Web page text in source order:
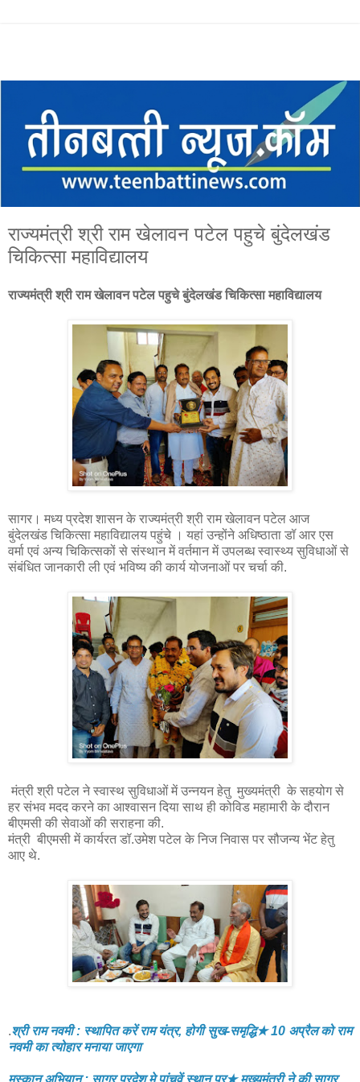
राज्यमंत्री श्री राम खेलावन पटेल पहुचे बुंदेलखंड
चिकित्सा महाविद्यालय
राज्यमंत्री श्री राम खेलावन पटेल पहुचे बुंदेलखंड चिकित्सा महाविद्यालय
सागर। मध्य प्रदेश शासन के राज्यमंत्री श्री राम खेलावन पटेल आज
बुंदेलखंड चिकित्सा महाविद्यालय पहुंचे । यहां उन्होंने अधिष्ठाता डॉ आर एस
वर्मा एवं अन्य चिकित्सकों से संस्थान में वर्तमान में उपलब्ध स्वास्थ्य सुविधाओं से
संबंधित जानकारी ली एवं भविष्य की कार्य योजनाओं पर चर्चा की.
मंत्री श्री पटेल ने स्वास्थ सुविधाओं में उन्नयन हेतु मुख्यमंत्री के सहयोग से
हर संभव मदद करने का आश्वासन दिया साथ ही कोविड महामारी के दौरान
बीएमसी की सेवाओं की सराहना की.
मंत्री बीएमसी में कार्यरत डॉ.उमेश पटेल के निज निवास पर सौजन्य भेंट हेतु
आए थे.
.श्री राम नवमी : स्थापित करें राम यंत्र, होगी सुख-समृद्धि★ 10 अप्रैल को राम
नवमी का त्योहार मनाया जाएगा
मुस्कान अभियान : सागर प्रदेश मे पांचवें स्थान पर★ मुख्यमंत्री ने की सागर